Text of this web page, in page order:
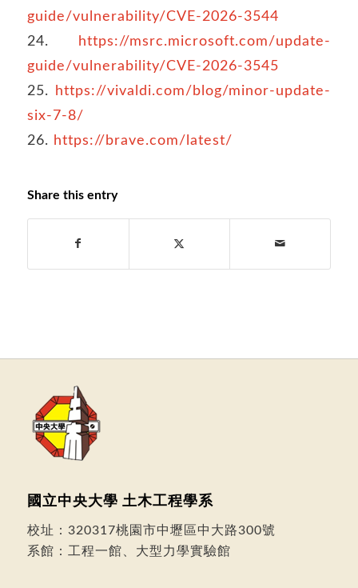
guide/vulnerability/CVE-2026-3544
24.
https://msrc.microsoft.com/update-
guide/vulnerability/CVE-2026-3545
25.
https://vivaldi.com/blog/minor-update-
six-7-8/
26. https://brave.com/latest/
Share this entry
國立中央大學 土木工程學系
校址： 320317桃園市中壢區中大路300號
系館：工程一館、大型力學實驗館